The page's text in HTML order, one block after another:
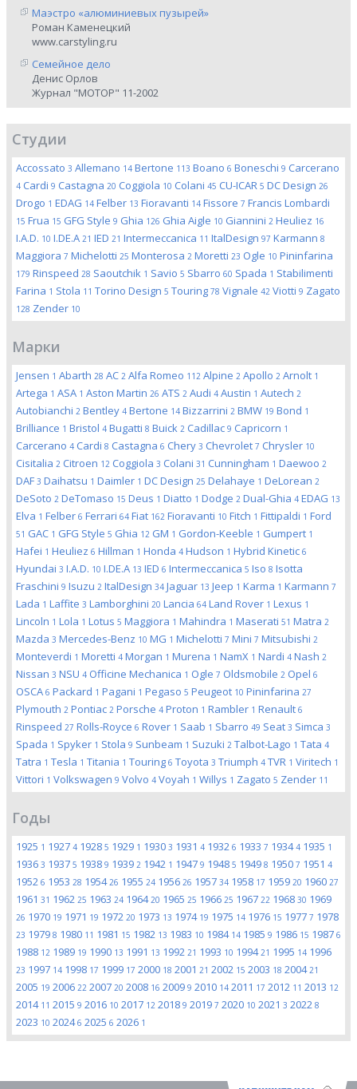
Маэстро «алюминиевых пузырей»
Роман Каменецкий
www.carstyling.ru
Семейное дело
Денис Орлов
Журнал "МОТОР" 11-2002
Студии
Accossato 3 Allemano 14 Bertone 113 Boano 6 Boneschi 9 Carcerano
4 Cardi 9 Castagna 20 Coggiola 10 Colani 45 CU-ICAR 5 DC Design 26
Drogo 1 EDAG 14 Felber 13 Fioravanti 14 Fissore 7 Francis Lombardi
15 Frua 15 GFG Style 9 Ghia 126 Ghia Aigle 10 Giannini 2 Heuliez 16
I.A.D. 10 I.DE.A 21 IED 21 Intermeccanica 11 ItalDesign 97 Karmann 8
Maggiora 7 Michelotti 25 Monterosa 2 Moretti 23 Ogle 10 Pininfarina
179 Rinspeed 28 Saoutchik 1 Savio 5 Sbarro 60 Spada 1 Stabilimenti
Farina 1 Stola 11 Torino Design 5 Touring 78 Vignale 42 Viotti 9 Zagato
128 Zender 10
Марки
Jensen 1 Abarth 28 AC 2 Alfa Romeo 112 Alpine 2 Apollo 2 Arnolt 1
Artega 1 ASA 1 Aston Martin 26 ATS 2 Audi 4 Austin 1 Autech 2
Autobianchi 2 Bentley 4 Bertone 14 Bizzarrini 2 BMW 19 Bond 1
Brilliance 1 Bristol 4 Bugatti 8 Buick 2 Cadillac 9 Capricorn 1
Carcerano 4 Cardi 8 Castagna 6 Chery 3 Chevrolet 7 Chrysler 10
Cisitalia 2 Citroen 12 Coggiola 3 Colani 31 Cunningham 1 Daewoo 2
DAF 3 Daihatsu 1 Daimler 1 DC Design 25 Delahaye 1 DeLorean 2
DeSoto 2 DeTomaso 15 Deus 1 Diatto 1 Dodge 2 Dual-Ghia 4 EDAG 13
Elva 1 Felber 6 Ferrari 64 Fiat 162 Fioravanti 10 Fitch 1 Fittipaldi 1 Ford
51 GAC 1 GFG Style 5 Ghia 12 GM 1 Gordon-Keeble 1 Gumpert 1
Hafei 1 Heuliez 6 Hillman 1 Honda 4 Hudson 1 Hybrid Kinetic 6
Hyundai 3 I.A.D. 10 I.DE.A 13 IED 6 Intermeccanica 5 Iso 8 Isotta
Fraschini 9 Isuzu 2 ItalDesign 34 Jaguar 13 Jeep 1 Karma 1 Karmann 7
Lada 1 Laffite 3 Lamborghini 20 Lancia 64 Land Rover 1 Lexus 1
Lincoln 1 Lola 1 Lotus 5 Maggiora 1 Mahindra 1 Maserati 51 Matra 2
Mazda 3 Mercedes-Benz 10 MG 1 Michelotti 7 Mini 7 Mitsubishi 2
Monteverdi 1 Moretti 4 Morgan 1 Murena 1 NamX 1 Nardi 4 Nash 2
Nissan 3 NSU 4 Officine Mechanica 1 Ogle 7 Oldsmobile 2 Opel 6
OSCA 6 Packard 1 Pagani 1 Pegaso 5 Peugeot 10 Pininfarina 27
Plymouth 2 Pontiac 2 Porsche 4 Proton 1 Rambler 1 Renault 6
Rinspeed 27 Rolls-Royce 6 Rover 1 Saab 1 Sbarro 49 Seat 3 Simca 3
Spada 1 Spyker 1 Stola 9 Sunbeam 1 Suzuki 2 Talbot-Lago 1 Tata 4
Tatra 1 Tesla 1 Titania 1 Touring 6 Toyota 3 Triumph 4 TVR 1 Viritech 1
Vittori 1 Volkswagen 9 Volvo 4 Voyah 1 Willys 1 Zagato 5 Zender 11
Годы
1925 1 1927 4 1928 5 1929 1 1930 3 1931 4 1932 6 1933 7 19344 1935 1
1936 3 1937 5 1938 9 1939 2 1942 1 1947 9 1948 5 1949 8 1950 7 1951 4
1952 6 1953 28 195426 1955 24 1956 26 1957 34 1958 17 1959 20 1960 27
1961 31 1962 25 1963 24 196420 1965 25 1966 25 1967 22 1968 30 1969
26 1970 19 1971 19 1972 20 1973 13 1974 19 1975 14 1976 15 1977 7 1978
23 1979 8 1980 11 1981 15 1982 13 1983 10 1984 14 1985 9 1986 15 1987 6
1988 12 1989 19 1990 13 1991 13 1992 21 1993 10 199421 1995 14 1996
23 1997 14 1998 17 1999 17 2000 18 2001 21 2002 15 2003 18 200421
2005 19 2006 22 2007 20 2008 16 2009 9 2010 14 2011 17 2012 11 2013 12
2014 11 2015 9 2016 10 2017 12 2018 9 2019 7 2020 10 2021 3 2022 8
2023 10 20246 2025 6 2026 1